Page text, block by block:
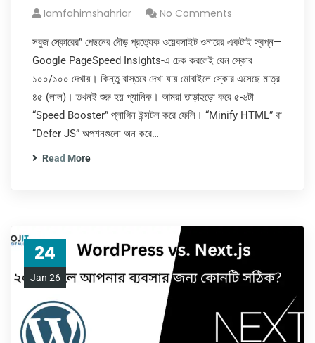
Iamfahimshahriar No Comments
সবুজ স্কোরের” পেছনের দৌড় প্রত্যেক ওয়েবসাইট ওনারের একটাই স্বপ্ন—
Google PageSpeed Insights-এ চেক করলেই যেন স্কোর
১০০/১০০ দেখায়। কিন্তু বাস্তবে দেখা যায় মোবাইলে স্কোর এসেছে মাত্র
৪৫ (লাল)। তখনই শুরু হয় প্যানিক। আমরা তাড়াহুড়ো করে ৫-৬টা
“Speed Booster” প্লাগিন ইন্সটল করে ফেলি। “Minify HTML” বা
“Defer JS” অপশনগুলো অন করে…
Read More
24
Jan 26